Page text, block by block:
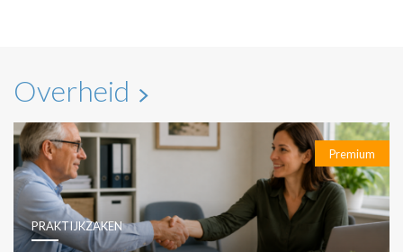
Overheid
Premium
PRAKTIJKZAKEN